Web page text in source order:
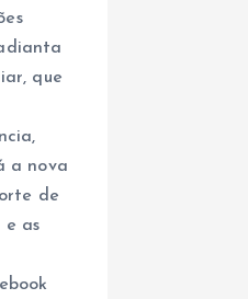
que
a nova
de
e as